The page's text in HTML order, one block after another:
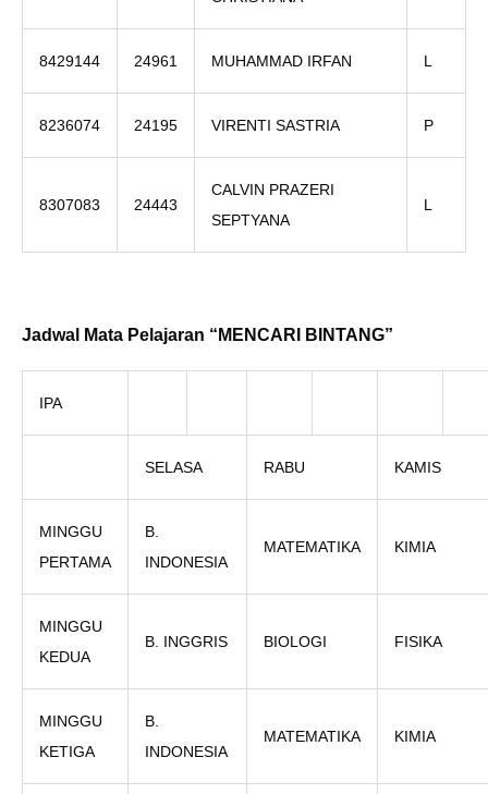
8429144 24961 MUHAMMAD IRFAN L
8236074 24195 VIRENTI SASTRIA P
8307083 24443
CALVIN PRAZERI
SEPTYANA
L
Jadwal Mata Pelajaran “MENCARI BINTANG”
IPA
SELASA RABU KAMIS
MINGGU
PERTAMA
B.
INDONESIA
MATEMATIKA KIMIA
MINGGU
KEDUA
B. INGGRIS BIOLOGI FISIKA
MINGGU
KETIGA
B.
INDONESIA
MATEMATIKA KIMIA